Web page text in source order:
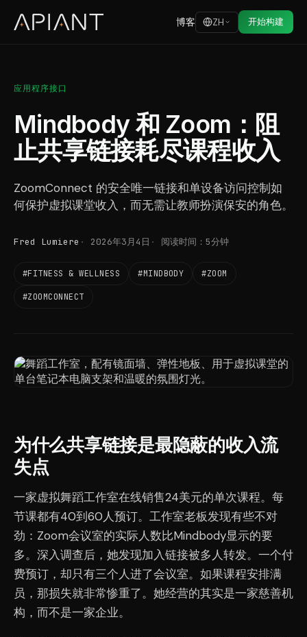
博客 ZH 开始构建
应用程序接口
Mindbody 和 Zoom：阻
止共享链接耗尽课程收入
ZoomConnect 的安全唯一链接和单设备访问控制如
何保护虚拟课堂收入，而无需让教师扮演保安的角色。
Fred Lumiere 2026年3月4日 阅读时间：5分钟
#FITNESS & WELLNESS #MINDBODY #ZOOM
#ZOOMCONNECT
为什么共享链接是最隐蔽的收入流
失点
一家虚拟舞蹈工作室在线销售24美元的单次课程。每
节课都有40到60人预订。工作室老板发现有些不对
劲：Zoom会议室的实际人数比Mindbody显示的要
多。深入调查后，她发现加入链接被多人转发。一个付
费预订，却只有三个人进了会议室。如果课程安排满
员，那损失就非常惨重了。她经营的其实是一家慈善机
构，而不是一家企业。